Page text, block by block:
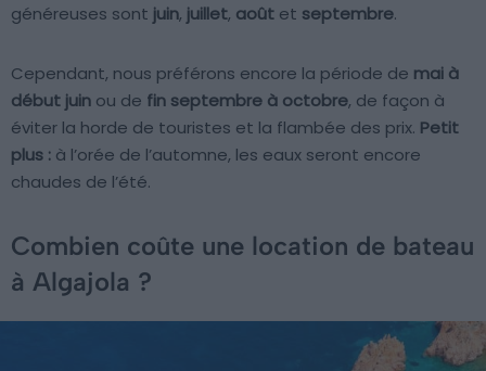
généreuses sont juin, juillet, août et septembre.
Cependant, nous préférons encore la période de mai à
début juin ou de fin septembre à octobre, de façon à
éviter la horde de touristes et la flambée des prix. Petit
plus : à l’orée de l’automne, les eaux seront encore
chaudes de l’été.
Combien coûte une location de bateau
à Algajola ?